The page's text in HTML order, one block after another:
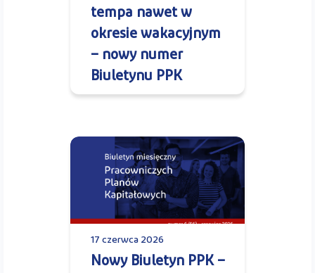
tempa nawet w
okresie wakacyjnym
– nowy numer
Biuletynu PPK
17 czerwca 2026
Nowy Biuletyn PPK –